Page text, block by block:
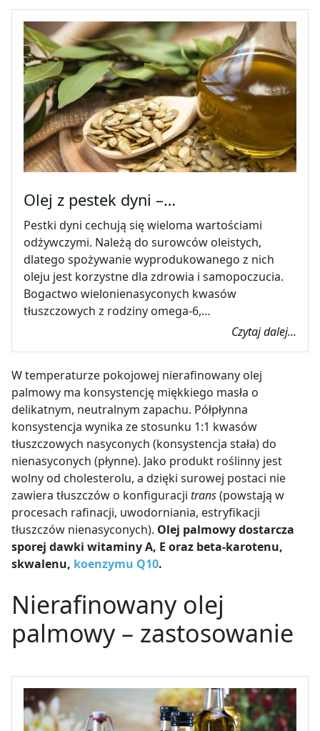
Olej z pestek dyni –…
Pestki dyni cechują się wieloma wartościami
odżywczymi. Należą do surowców oleistych,
dlatego spożywanie wyprodukowanego z nich
oleju jest korzystne dla zdrowia i samopoczucia.
Bogactwo wielonienasyconych kwasów
tłuszczowych z rodziny omega-6,…
Czytaj dalej...
W temperaturze pokojowej nierafinowany olej
palmowy ma konsystencję miękkiego masła o
delikatnym, neutralnym zapachu. Półpłynna
konsystencja wynika ze stosunku 1:1 kwasów
tłuszczowych nasyconych (konsystencja stała) do
nienasyconych (płynne). Jako produkt roślinny jest
wolny od cholesterolu, a dzięki surowej postaci nie
zawiera tłuszczów o konfiguracji trans(powstają w
procesach rafinacji, uwodorniania, estryfikacji
tłuszczów nienasyconych). Olej palmowy dostarcza
sporej dawki witaminy A, E oraz beta-karotenu,
skwalenu, koenzymu Q10.
Nierafinowany olej
palmowy – zastosowanie